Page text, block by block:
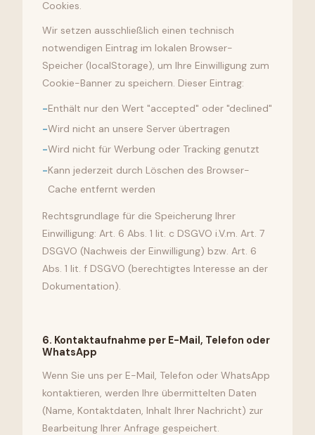
Cookies.
Wir setzen ausschließlich einen technisch
notwendigen Eintrag im lokalen Browser-
Speicher (localStorage), um Ihre Einwilligung zum
Cookie-Banner zu speichern. Dieser Eintrag:
-Enthält nur den Wert "accepted" oder "declined"
-Wird nicht an unsere Server übertragen
-Wird nicht für Werbung oder Tracking genutzt
-Kann jederzeit durch Löschen des Browser-
Cache entfernt werden
Rechtsgrundlage für die Speicherung Ihrer
Einwilligung: Art. 6 Abs. 1 lit. c DSGVO i.V.m. Art. 7
DSGVO (Nachweis der Einwilligung) bzw. Art. 6
Abs. 1 lit. f DSGVO (berechtigtes Interesse an der
Dokumentation).
6. Kontaktaufnahme per E-Mail, Telefon oder
WhatsApp
Wenn Sie uns per E-Mail, Telefon oder WhatsApp
kontaktieren, werden Ihre übermittelten Daten
(Name, Kontaktdaten, Inhalt Ihrer Nachricht) zur
Bearbeitung Ihrer Anfrage gespeichert.